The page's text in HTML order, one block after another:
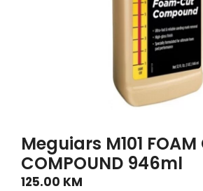
Meguiars M101 FOAM
COMPOUND 946ml
125.00 KM